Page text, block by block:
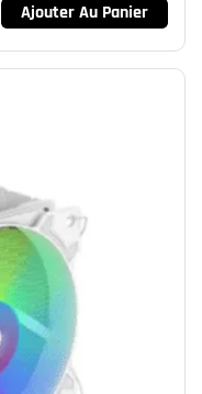
Ajouter Au Panier